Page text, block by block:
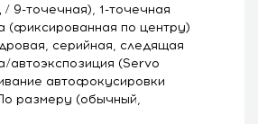
9-точечная), 1-точечная
(фиксированная по центру)
серийная, следящая
автоэкспозиция (Servo
автофокусировки
размеру (обычный,